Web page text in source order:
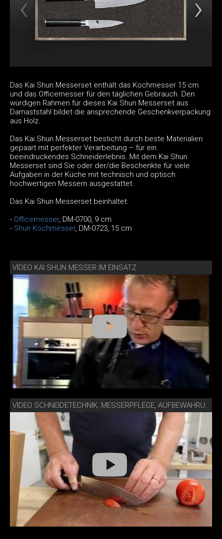
Das Kai Shun Messerset enthält das Kochmesser 15 cm
und das Officemesser für den täglichen Gebrauch. Den
würdigen Rahmen für dieses Kai Shun Messerset aus
Damaststahl bildet die ansprechende Geschenkverpackung
aus Holz.
Das Kai Shun Messerset besticht durch beste Materialien
gepaart mit perfekter Verarbeitung – für ein
beeindruckendes Schneiderlebnis. Mit dem Kai Shun
Messerset sind Sie oder der/die Beschenkte für viele
Aufgaben in der Küche mit technisch und optisch
hochwertigen Messern ausgestattet.
Das Kai Shun Messerset beinhaltet:
- Officemesser, DM-0700, 9 cm
- Shun Kochmesser, DM-0723, 15 cm
VIDEO KAI SHUN MESSER IM EINSATZ
VIDEO SCHNEIDETECHNIK, MESSERPFLEGE, AUFBEWAHRUNG